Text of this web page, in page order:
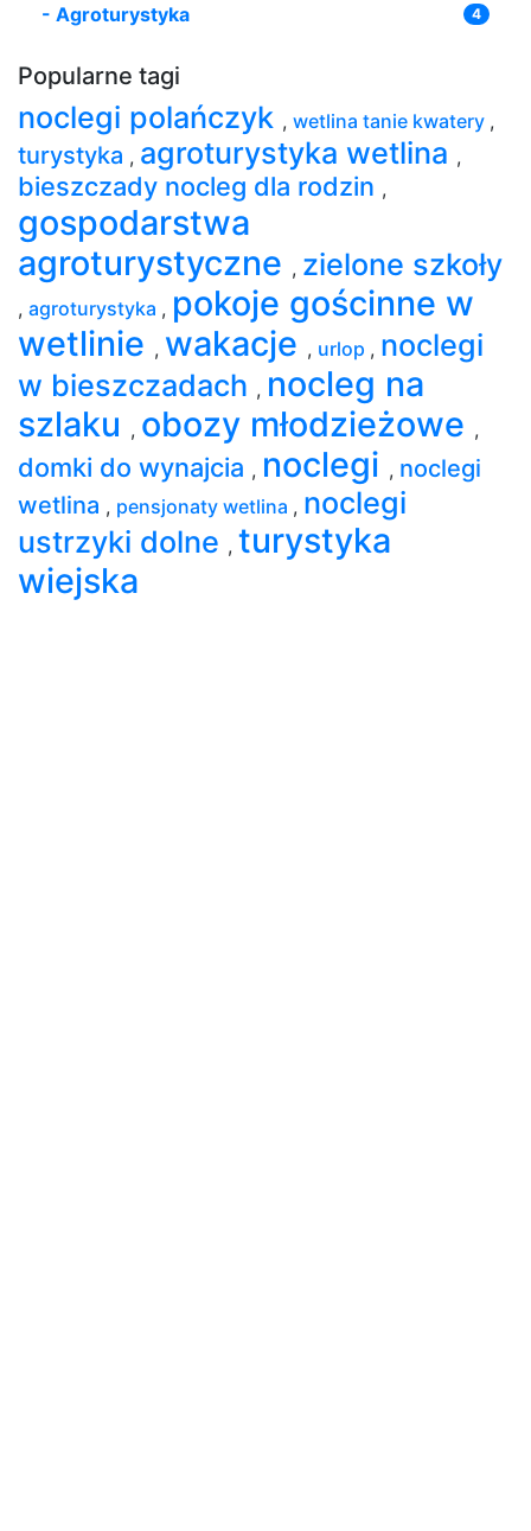
- Agroturystyka 4
Popularne tagi
noclegi polańczyk , wetlina tanie kwatery ,
turystyka , agroturystyka wetlina ,
bieszczady nocleg dla rodzin ,
gospodarstwa
agroturystyczne , zielone szkoły
, agroturystyka , pokoje gościnne w
wetlinie , wakacje , urlop , noclegi
w bieszczadach , nocleg na
szlaku , obozy młodzieżowe ,
domki do wynajcia , noclegi , noclegi
wetlina , pensjonaty wetlina , noclegi
ustrzyki dolne , turystyka
wiejska